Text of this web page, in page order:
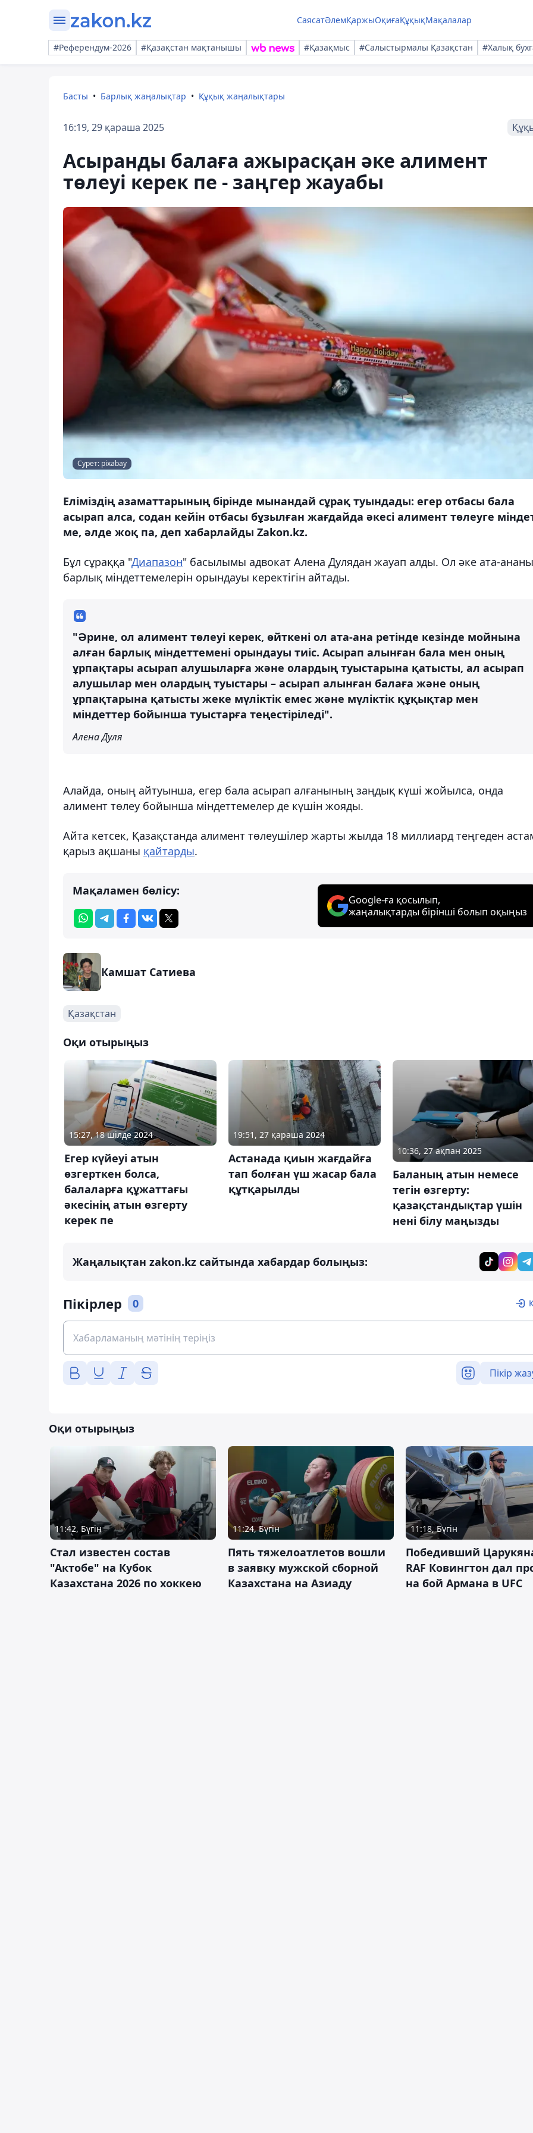
СаясатӘлемҚаржыОқиғаҚұқықМақалалар
#Референдум-2026 #Қазақстан мақтанышы #Қазақмыс #Салыстырмалы Қазақстан #Халық
Басты Барлық жаңалықтар Құқық жаңалықтары
16:19, 29 қараша 2025
Асыранды балаға ажырасқан әке алимент
төлеуі керек пе - заңгер жауабы
Сурет: pixabay
Еліміздің азаматтарының бірінде мынандай сұрақ туындады: егер отбасы бала
асырап алса, содан кейін отбасы бұзылған жағдайда әкесі алимент төлеуге
ме, әлде жоқ па, деп хабарлайды Zakon.kz.
Бұл сұраққа "Диапазон" басылымы адвокат Алена Дулядан жауап алды. Ол әке ата-
барлық міндеттемелерін орындауы керектігін айтады.
"Әрине, ол алимент төлеуі керек, өйткені ол ата-ана ретінде кезінде мойнына
алған барлық міндеттемені орындауы тиіс. Асырап алынған бала мен оның
ұрпақтары асырап алушыларға және олардың туыстарына қатысты, ал асырап
алушылар мен олардың туыстары – асырап алынған балаға және оның
ұрпақтарына қатысты жеке мүліктік емес және мүліктік құқықтар мен
міндеттер бойынша туыстарға теңестіріледі".
Алена Дуля
Алайда, оның айтуынша, егер бала асырап алғанының заңдық күші жойылса, онда
алимент төлеу бойынша міндеттемелер де күшін жояды.
Айта кетсек, Қазақстанда алимент төлеушілер жарты жылда 18 миллиард теңгеден
қарыз ақшаны қайтарды.
Мақаламен бөлісу:
Google-ға қосылып,
жаңалықтарды бірінші болып оқыңыз
Камшат Сатиева
Қазақстан
Оқи отырыңыз
15:27, 18 шілде 2024
Егер күйеуі атын
өзгерткен болса,
балаларға құжаттағы
әкесінің атын өзгерту
керек пе
19:51, 27 қараша 2024
Астанада қиын жағдайға
тап болған үш жасар бала
құтқарылды
10:36, 27 ақпан 2025
Баланың атын немесе
тегін өзгерту:
қазақстандықтар үшін
нені білу маңызды
Жаңалықтан zakon.kz сайтында хабардар болыңыз:
Пікірлер 0
Пікір
Оқи отырыңыз
11:42, Бүгін
Стал известен состав
"Актобе" на Кубок
Казахстана 2026 по хоккею
11:24, Бүгін
Пять тяжелоатлетов вошли
в заявку мужской сборной
Казахстана на Азиаду
11:18, Бүгін
Победивший
RAF Ковингтон дал
на бой Армана в UFC